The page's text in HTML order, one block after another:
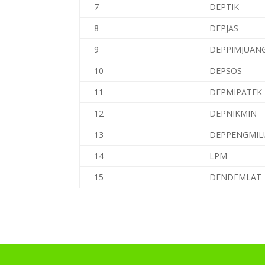
7
DEPTIK
8
DEPJAS
9
10
DEPSOS
11
DEPMIPATEK
12
DEPNIKMIN
13
14
LPM
15
DENDEMLAT